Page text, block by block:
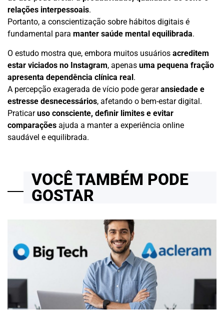
relações interpessoais.
Portanto, a conscientização sobre hábitos digitais é
fundamental para manter saúde mental equilibrada.
O estudo mostra que, embora muitos usuários acreditem
estar viciados no Instagram, apenas uma pequena fração
apresenta dependência clínica real.
A percepção exagerada de vício pode geraransiedade e
estresse desnecessários, afetando o bem-estar digital.
Praticaruso consciente, definir limites e evitar
comparações ajuda a manter a experiência online
saudável e equilibrada.
VOCÊ TAMBÉM PODE
GOSTAR